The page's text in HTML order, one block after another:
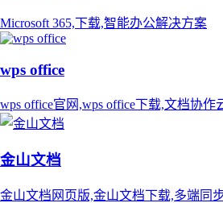
Microsoft 365,下载,智能办公解决方案
wps office
wps office官网,wps office下载,文档协作
金山文档
金山文档网页版,金山文档下载,多端同